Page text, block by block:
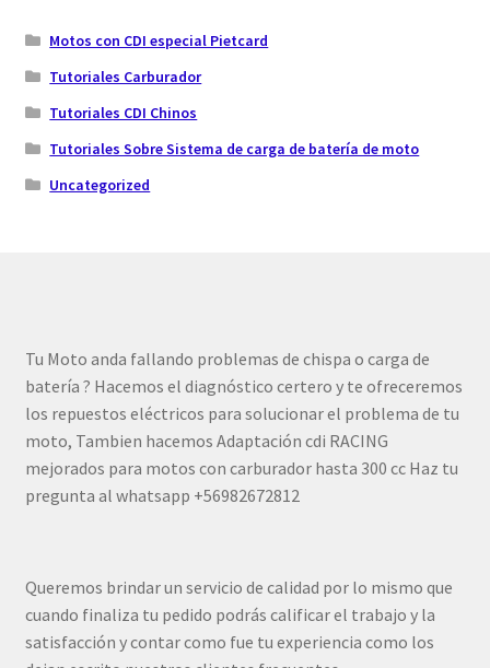
Motos con CDI especial Pietcard
Tutoriales Carburador
Tutoriales CDI Chinos
Tutoriales Sobre Sistema de carga de batería de moto
Uncategorized
Tu Moto anda fallando problemas de chispa o carga de
batería ? Hacemos el diagnóstico certero y te ofreceremos
los repuestos eléctricos para solucionar el problema de tu
moto, Tambien hacemos Adaptación cdi RACING
mejorados para motos con carburador hasta 300 cc Haz tu
pregunta al whatsapp +56982672812
Queremos brindar un servicio de calidad por lo mismo que
cuando finaliza tu pedido podrás calificar el trabajo y la
satisfacción y contar como fue tu experiencia como los